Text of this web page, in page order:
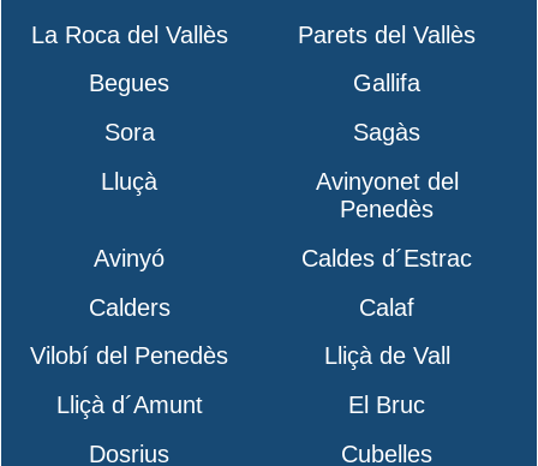
La Roca del Vallès
Parets del Vallès
Begues
Gallifa
Sora
Sagàs
Lluçà
Avinyonet del
Penedès
Avinyó
Caldes d´Estrac
Calders
Calaf
Vilobí del Penedès
Lliçà de Vall
Lliçà d´Amunt
El Bruc
Dosrius
Cubelles